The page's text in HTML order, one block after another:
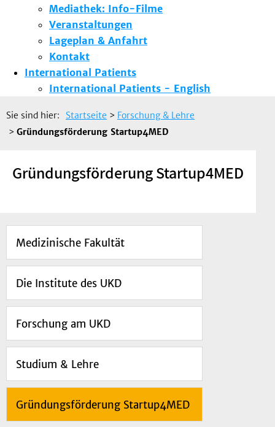
Mediathek: Info-Filme
Veranstaltungen
Lageplan & Anfahrt
Kontakt
International Patients
International Patients - English
Sie sind hier: Startseite > Forschung & Lehre
> Gründungsförderung Startup4MED
Gründungsförderung Startup4MED
Medizinische Fakultät
Die Institute des UKD
Forschung am UKD
Studium & Lehre
Gründungsförderung Startup4MED